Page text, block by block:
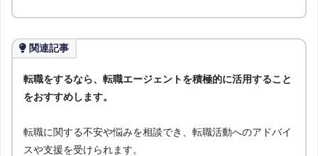
関連記事
転職をするなら、転職エージェントを積極的に活用すること
をおすすめします。
転職に関する不安や悩みを相談でき、転職活動へのアドバイ
スや支援を受けられます。